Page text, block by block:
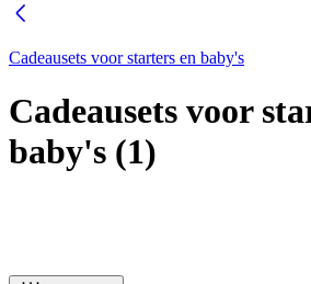
Cadeausets voor starters en baby's
Cadeausets voor
baby's (1)